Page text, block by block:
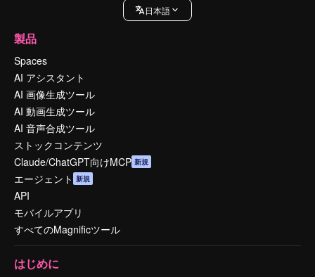
日本語
製品
Spaces
AI アシスタント
AI 画像生成ツール
AI 動画生成ツール
AI 音声合成ツール
ストックコンテンツ
Claude/ChatGPT向けMCP 新規
エージェント 新規
API
モバイルアプリ
すべてのMagnificツール
はじめに